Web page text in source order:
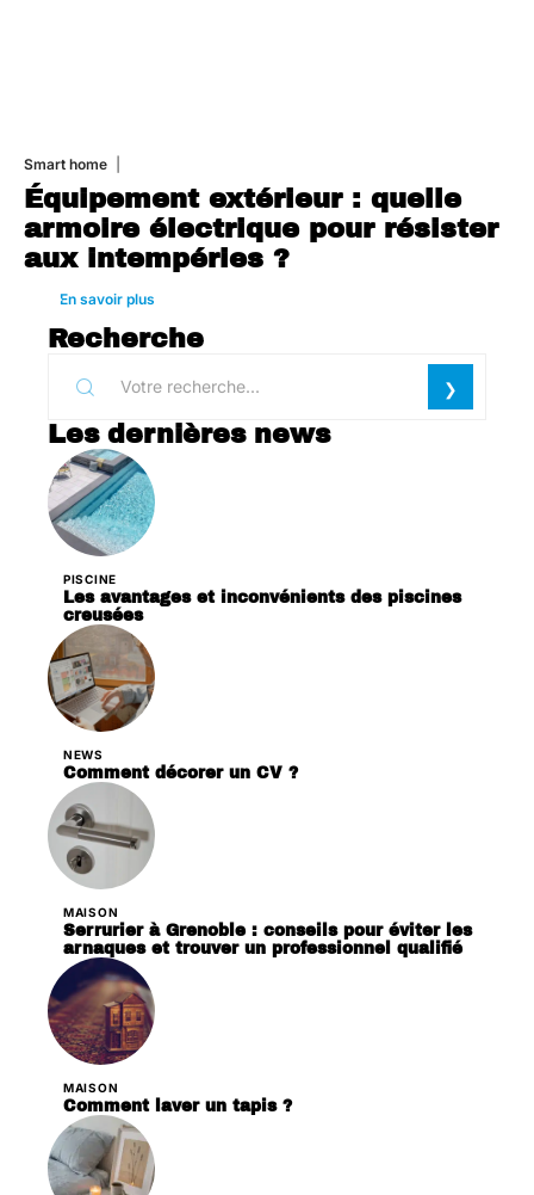
Smart home
Équipement extérieur : quelle
armoire électrique pour résister
aux intempéries ?
En savoir plus
Recherche
Les dernières news
PISCINE
Les avantages et inconvénients des piscines
creusées
NEWS
Comment décorer un CV ?
MAISON
Serrurier à Grenoble : conseils pour éviter les
arnaques et trouver un professionnel qualifié
MAISON
Comment laver un tapis ?